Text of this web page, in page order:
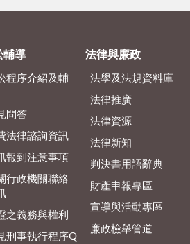
輔導
程序介紹及輔
問答
法律諮詢資訊
報到注意事項
行政機關聯絡
之義務與權利
刑事執行程序Q
法律與廉政
法學及法規資料庫
法律推廣
法律資源
法律新知
判決書用語辭典
財產申報專區
宣導與活動專區
廉政檢舉管道